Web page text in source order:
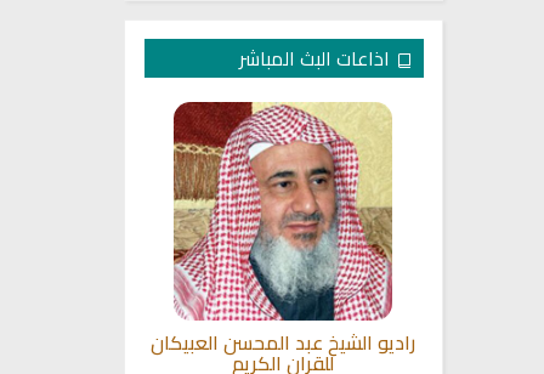
اذاعات البث المباشر
راديو الشيخ عبد المحسن العبيكان
للقران الكريم